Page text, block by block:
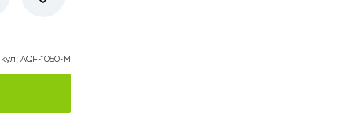
: AQF-1050-M